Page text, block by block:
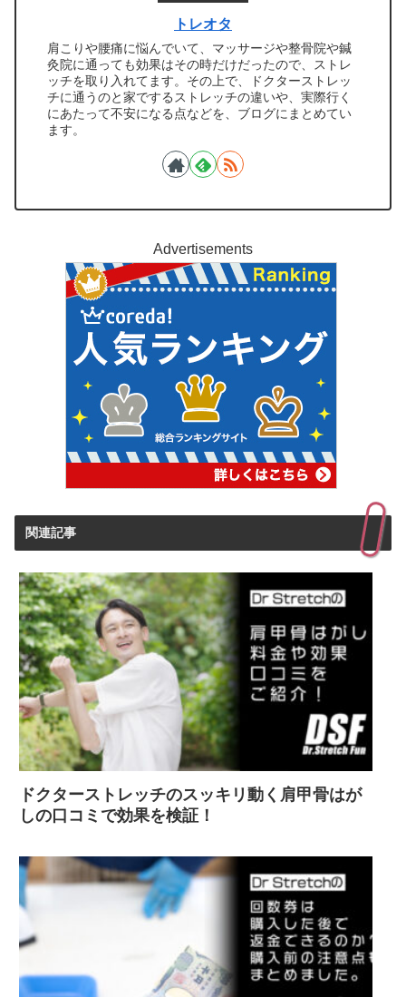
トレオタ
肩こりや腰痛に悩んでいて、マッサージや整骨院や鍼
灸院に通っても効果はその時だけだったので、ストレ
ッチを取り入れてます。その上で、ドクターストレッ
チに通うのと家でするストレッチの違いや、実際行く
にあたって不安になる点などを、ブログにまとめてい
ます。
Advertisements
関連記事
ドクターストレッチのスッキリ動く肩甲骨はが
しの口コミで効果を検証！